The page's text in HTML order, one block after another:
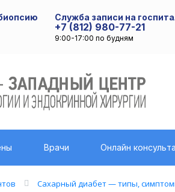
Служба записи на
+7 (812) 980-77-21
9:00-17:00 по будням
Врачи Онлайн
Сахарный диабет — типы,